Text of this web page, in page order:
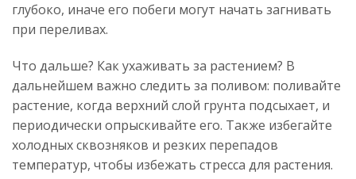
глубоко, иначе его побеги могут начать загнивать
при переливах.
Что дальше? Как ухаживать за растением? В
дальнейшем важно следить за поливом: поливайте
растение, когда верхний слой грунта подсыхает, и
периодически опрыскивайте его. Также избегайте
холодных сквозняков и резких перепадов
температур, чтобы избежать стресса для растения.